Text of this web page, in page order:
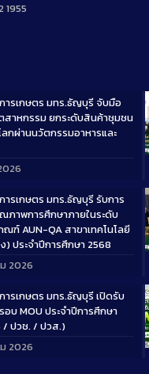
1955
ารเกษตร มทร.ธัญบุรี จับมือ
สาหกรรม ยกระดับสินค้าชุมชน
กผ่านนวัตกรรมอาหารและ
ารเกษตร มทร.ธัญบุรี รับการ
ภาพการศึกษาภายในระดับ
ฑ์ AUN-QA สาขาเทคโนโลยี
) ประจำปีการศึกษา 2568
2026
ารเกษตร มทร.ธัญบุรี เปิดรับ
บ MOU ประจำปีการศึกษา
ปวช. / ปวส.)
2026